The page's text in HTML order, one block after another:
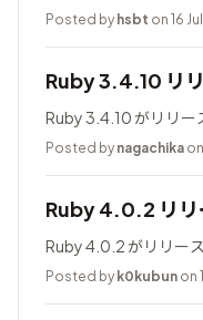
Posted by hsbt on 16
Ruby 3.4.10 リ
Ruby 3.4.10 がリリー
Posted by nagachika
Ruby 4.0.2 リリ
Ruby 4.0.2 がリリー
Posted by k0kubun on